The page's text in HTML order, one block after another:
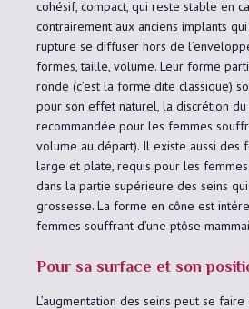
cohésif, compact, qui reste stable en
contrairement aux anciens implants
rupture se diffuser hors de
formes, taille, volume. Leur forme
ronde (c’est la forme dite classique)
pour son effet naturel, la discrétion
recommandée pour les femmes
volume au départ). Il existe aussi des
large et plate, requis pour les
dans la partie supérieure des seins
grossesse. La forme en cône est
femmes souffrant d’une ptôse
Pour sa surface et son
L’augmentation des seins peut se